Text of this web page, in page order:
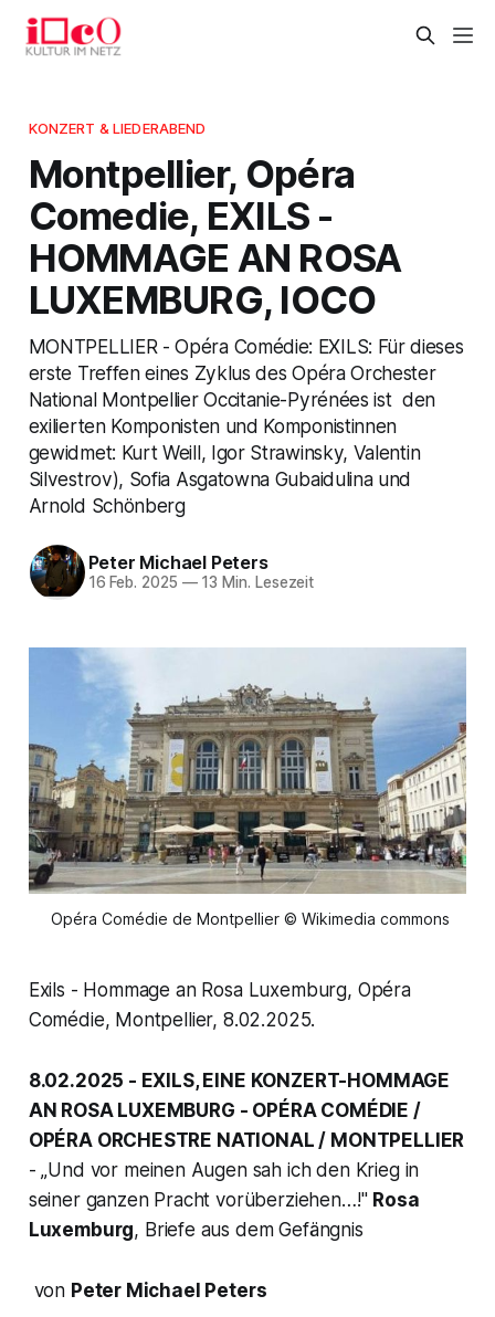
KONZERT & LIEDERABEND
Montpellier, Opéra
Comedie, EXILS -
HOMMAGE AN ROSA
LUXEMBURG, IOCO
MONTPELLIER - Opéra Comédie: EXILS: Für dieses
erste Treffen eines Zyklus des Opéra Orchester
National Montpellier Occitanie-Pyrénées ist den
exilierten Komponisten und Komponistinnen
gewidmet: Kurt Weill, Igor Strawinsky, Valentin
Silvestrov), Sofia Asgatowna Gubaidulina und
Arnold Schönberg
Peter Michael Peters
16 Feb. 2025 —13 Min. Lesezeit
Opéra Comédie de Montpellier © Wikimedia commons
Exils - Hommage an Rosa Luxemburg, Opéra
Comédie, Montpellier, 8.02.2025.
8.02.2025 - EXILS, EINE KONZERT-HOMMAGE
AN ROSA LUXEMBURG - OPÉRA COMÉDIE /
OPÉRA ORCHESTRE NATIONAL / MONTPELLIER
- „Und vor meinen Augen sah ich den Krieg in
seiner ganzen Pracht vorüberziehen…!" Rosa
Luxemburg, Briefe aus dem Gefängnis
von Peter Michael Peters